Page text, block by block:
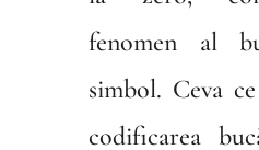
fenomen al
simbol. Ceva
codificarea